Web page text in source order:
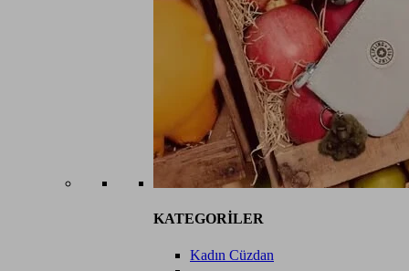
KATEGORİLER
Kadın Cüzdan